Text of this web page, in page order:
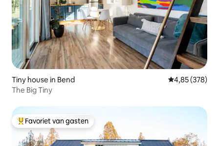
Tiny house in Bend Gemiddelde
4,85 (378)
The Big Tiny
Topfavoriet van gasten
Favoriet van gasten